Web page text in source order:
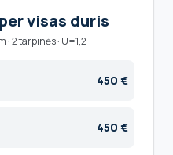
visas duris
2 tarpinės · U=1,2
450 €
450 €